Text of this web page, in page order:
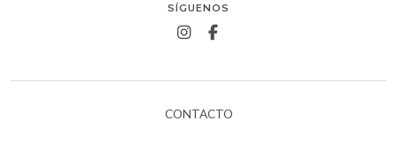
SÍGUENOS
CONTACTO